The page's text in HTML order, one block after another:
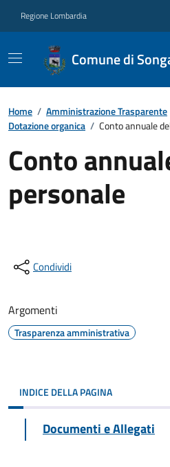
Regione Lombardia
Comune di
Home / Amministrazione Trasparente
Dotazione organica / Conto annuale
Conto
personale
Condividi
Argomenti
Trasparenza amministrativa
INDICE DELLA PAGINA
Documenti e Allegati